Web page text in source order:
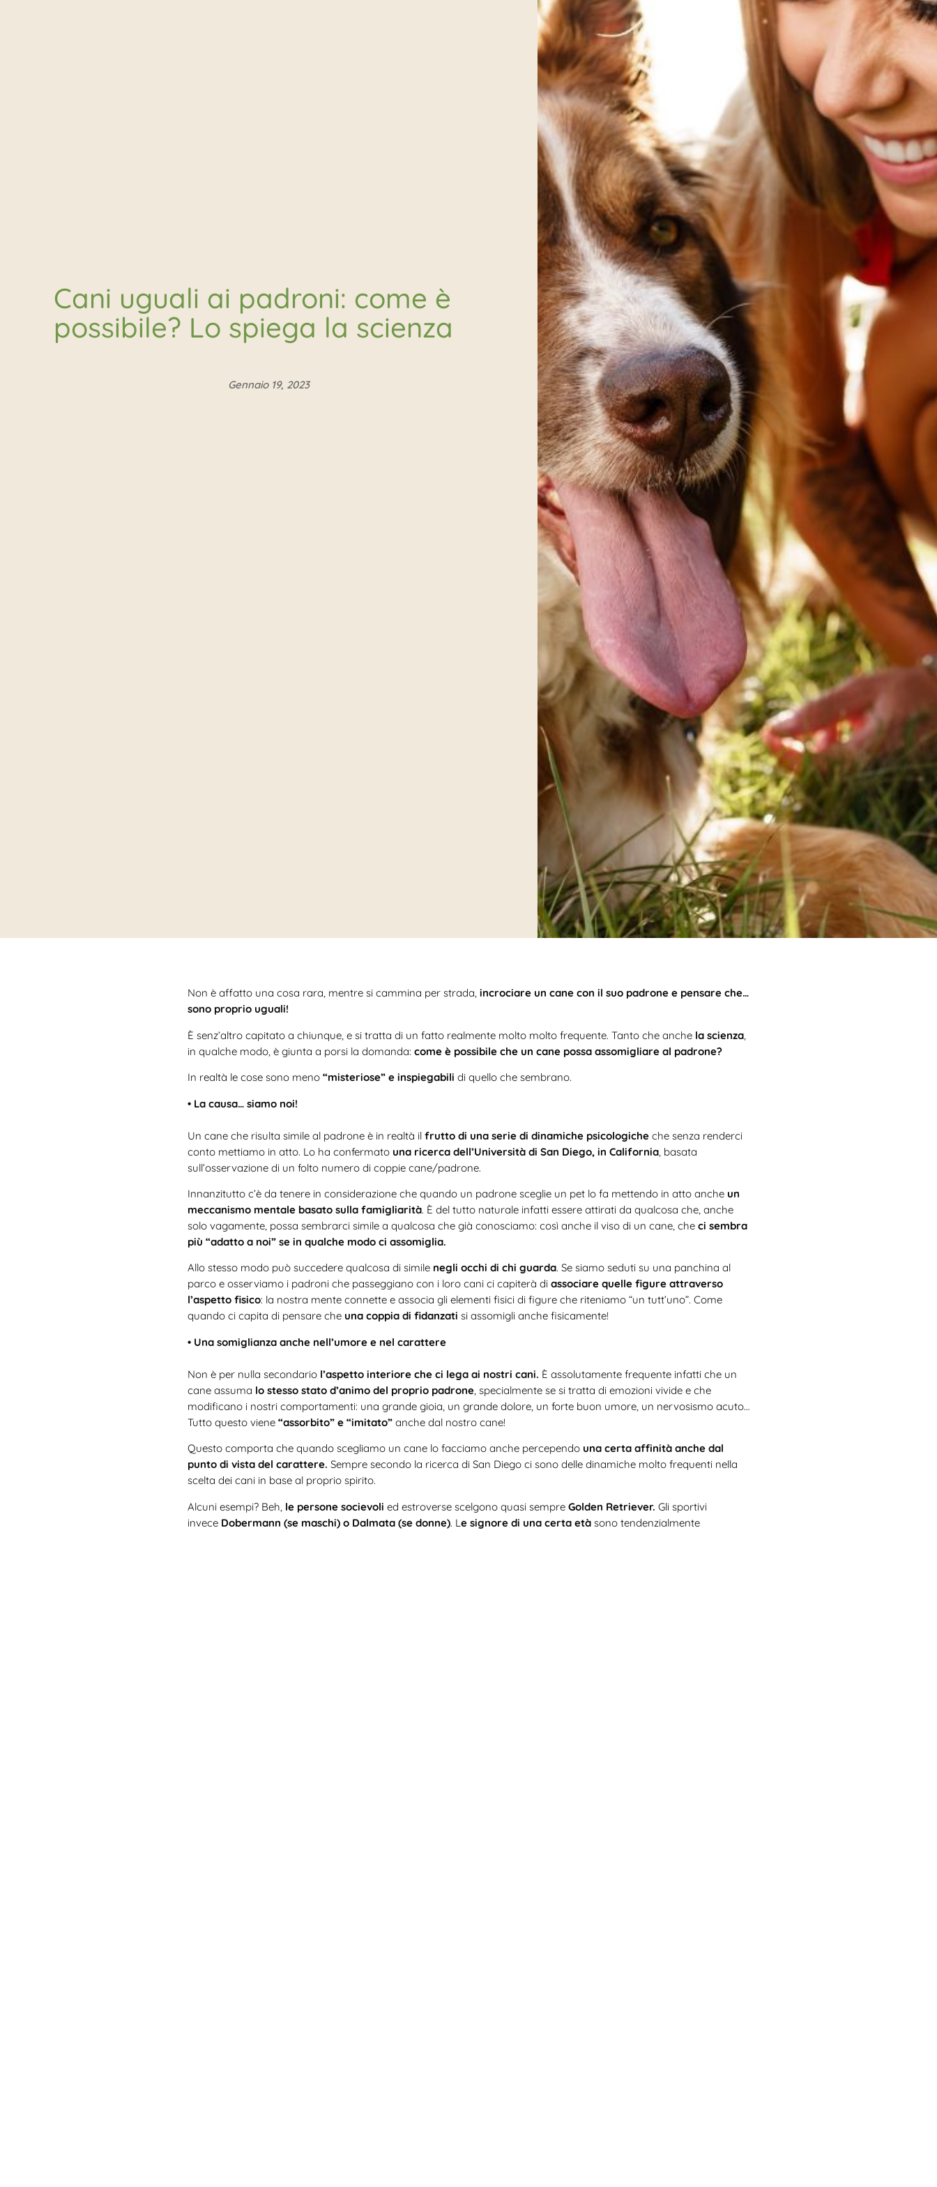
Cani uguali ai padroni: come è
possibile? Lo spiega la scienza
Gennaio 19, 2023
Non è affatto una cosa rara, mentre si cammina per strada, incrociare un cane con il suo padrone e pensare che…
sono proprio uguali!
È senz’altro capitato a chiunque, e si tratta di un fatto realmente molto molto frequente. Tanto che anche la scienza,
in qualche modo, è giunta a porsi la domanda: come è possibile che un cane possa assomigliare al padrone?
In realtà le cose sono meno “misteriose” e inspiegabili di quello che sembrano.
• La causa… siamo noi!
Un cane che risulta simile al padrone è in realtà il frutto di una serie di dinamiche psicologiche che senza renderci
conto mettiamo in atto. Lo ha confermato una ricerca dell’Università di San Diego, in California, basata
sull’osservazione di un folto numero di coppie cane/padrone.
Innanzitutto c’è da tenere in considerazione che quando un padrone sceglie un pet lo fa mettendo in atto ancheun
meccanismo mentale basato sulla famigliarità. È del tutto naturale infatti essere attirati da qualcosa che, anche
solo vagamente, possa sembrarci simile a qualcosa che già conosciamo: così anche il viso di un cane, che ci sembra
più “adatto a noi” se in qualche modo ci assomiglia.
Allo stesso modo può succedere qualcosa di similenegli occhi di chi guarda. Se siamo seduti su una panchina al
parco e osserviamo i padroni che passeggiano con i loro cani ci capiterà di associare quelle figure attraverso
l’aspetto fisico: la nostra mente connette e associa gli elementi fisici di figure che riteniamo “un tutt’uno”. Come
quando ci capita di pensare che una coppia di fidanzati si assomigli anche fisicamente!
• Una somiglianza anche nell’umore e nel carattere
Non è per nulla secondario l’aspetto interiore che ci lega ai nostri cani. È assolutamente frequente infatti che un
cane assuma lo stesso stato d’animo del proprio padrone, specialmente se si tratta di emozioni vivide e che
modificano i nostri comportamenti: una grande gioia, un grande dolore, un forte buon umore, un nervosismo acuto…
Tutto questo viene “assorbito” e “imitato” anche dal nostro cane!
Questo comporta che quando scegliamo un cane lo facciamo anche percependo una certa affinità anche dal
punto di vista del carattere. Sempre secondo la ricerca di San Diego ci sono delle dinamiche molto frequenti nella
scelta dei cani in base al proprio spirito.
Alcuni esempi? Beh, le persone socievoli ed estroverse scelgono quasi sempre Golden Retriever. Gli sportivi
invece Dobermann (se maschi) o Dalmata (se donne). L e signore di una certa etàsono tendenzialmente